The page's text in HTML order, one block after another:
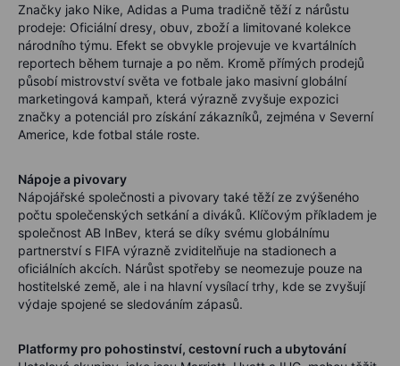
Značky jako Nike, Adidas a Puma tradičně těží z nárůstu
prodeje: Oficiální dresy, obuv, zboží a limitované kolekce
národního týmu. Efekt se obvykle projevuje ve kvartálních
reportech během turnaje a po něm. Kromě přímých prodejů
působí mistrovství světa ve fotbale jako masivní globální
marketingová kampaň, která výrazně zvyšuje expozici
značky a potenciál pro získání zákazníků, zejména v Severní
Americe, kde fotbal stále roste.
Nápoje a pivovary
Nápojářské společnosti a pivovary také těží ze zvýšeného
počtu společenských setkání a diváků. Klíčovým příkladem je
společnost AB InBev, která se díky svému globálnímu
partnerství s FIFA výrazně zviditelňuje na stadionech a
oficiálních akcích. Nárůst spotřeby se neomezuje pouze na
hostitelské země, ale i na hlavní vysílací trhy, kde se zvyšují
výdaje spojené se sledováním zápasů.
Platformy pro pohostinství, cestovní ruch a ubytování